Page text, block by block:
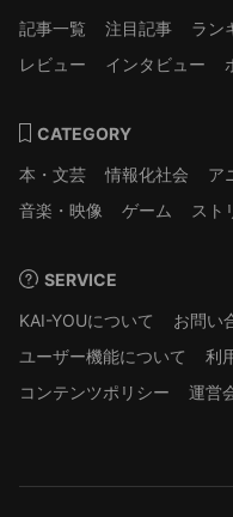
記事一覧
注目記事 ラン
レビュー
インタビュー
CATEGORY
本・文芸
情報化社会 ア
音楽・映像
ゲーム スト
SERVICE
KAI-YOUについて
お問い
ユーザー機能について
利
コンテンツポリシー
運営